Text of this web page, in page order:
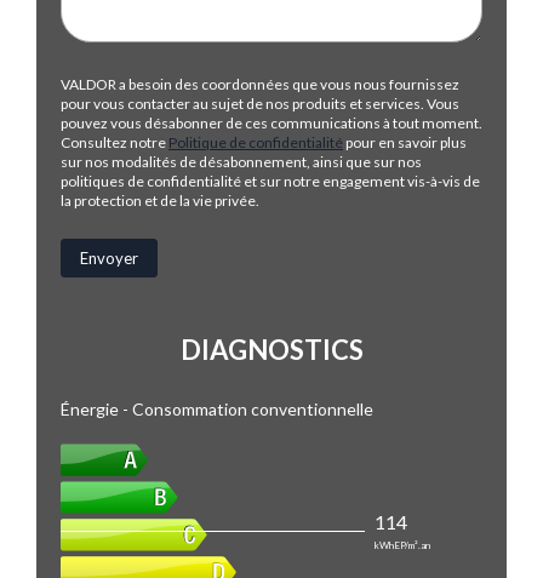
VALDOR a besoin des coordonnées que vous nous fournissez
pour vous contacter au sujet de nos produits et services. Vous
pouvez vous désabonner de ces communications à tout moment.
Consultez notre Politique de confidentialité pour en savoir plus
sur nos modalités de désabonnement, ainsi que sur nos
politiques de confidentialité et sur notre engagement vis-à-vis de
la protection et de la vie privée.
DIAGNOSTICS
Énergie - Consommation conventionnelle
114
kWhEP/m².an